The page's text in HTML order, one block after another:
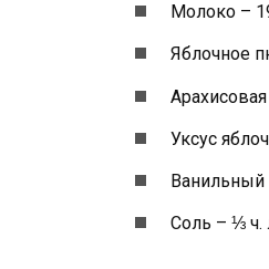
Молоко –
Яблочное
Арахисовая
Уксус
Ванильный
Соль – ⅓ ч.